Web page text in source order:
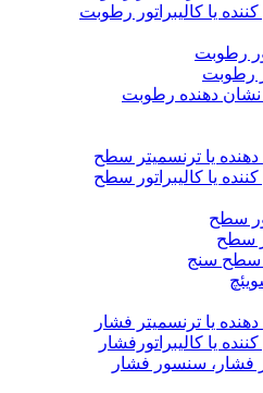
یا کالیبراتور رطوبت
رطوبت
رطوبت
نشان دهنده رطوبت
دهنده یا ترنسمیتر سطح
یا کالیبراتور سطح
سطح
سطح
سطح سنج
دهنده یا ترنسمیتر فشار
یا کالیبراتورفشار
سنسور فشار